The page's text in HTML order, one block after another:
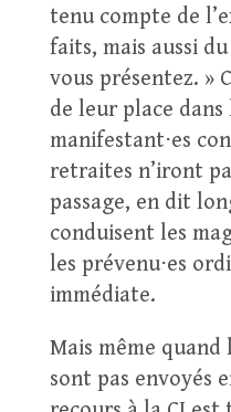
tenu compte de
faits, mais aussi
vous présentez. »
de leur place dans
manifestant⋅es
retraites n’iront
passage, en dit
conduisent les
les prévenu⋅es
immédiate.
Mais même quand
sont pas envoyés